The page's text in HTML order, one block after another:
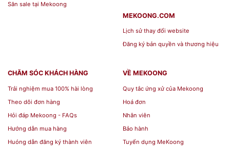
Săn sale tại Mekoong
MEKOONG.COM
Lịch sử thay đổi website
Đăng ký bản quyền và thương hiệu
CHĂM SÓC KHÁCH HÀNG
Trải nghiệm mua 100% hài lòng
Theo dõi đơn hàng
Hỏi đáp Mekoong - FAQs
Hướng dẫn mua hàng
Huóng dẫn đăng ký thành viên
VỀ MEKOONG
Quy tắc ứng xử của Mekoong
Hoá đơn
Nhân viên
Bảo hành
Tuyển dụng MeKoong